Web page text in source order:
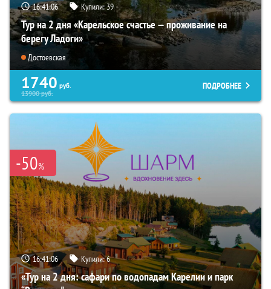
16:41:04 Купили:39
Тур на 2 дня «Карельское счастье — проживание на
берегу Ладоги»
Достоевская
1740 руб.
13900руб.
ПОДРОБНЕЕ
-50%
16:41:04 Купили:6
«Тур на 2 дня: сафари по водопадам Карелии и парк